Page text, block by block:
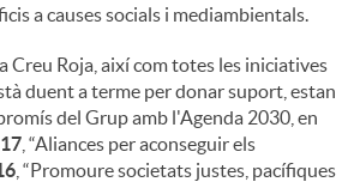
a causes socials i mediambientals.
Creu Roja, així com totes les iniciatives
duent a terme per donar suport, estan
del Grup amb l'Agenda 2030, en
, “Aliances per aconseguir els
, “Promoure societats justes, pacífiques